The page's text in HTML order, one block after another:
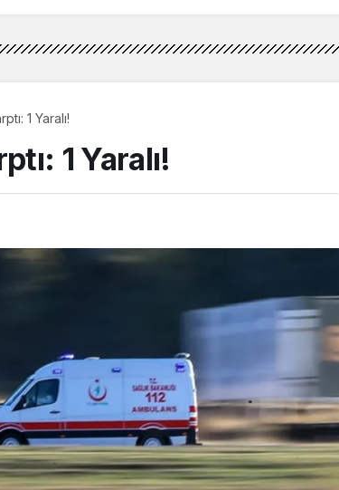
1 Yaralı!
1 Yaralı!